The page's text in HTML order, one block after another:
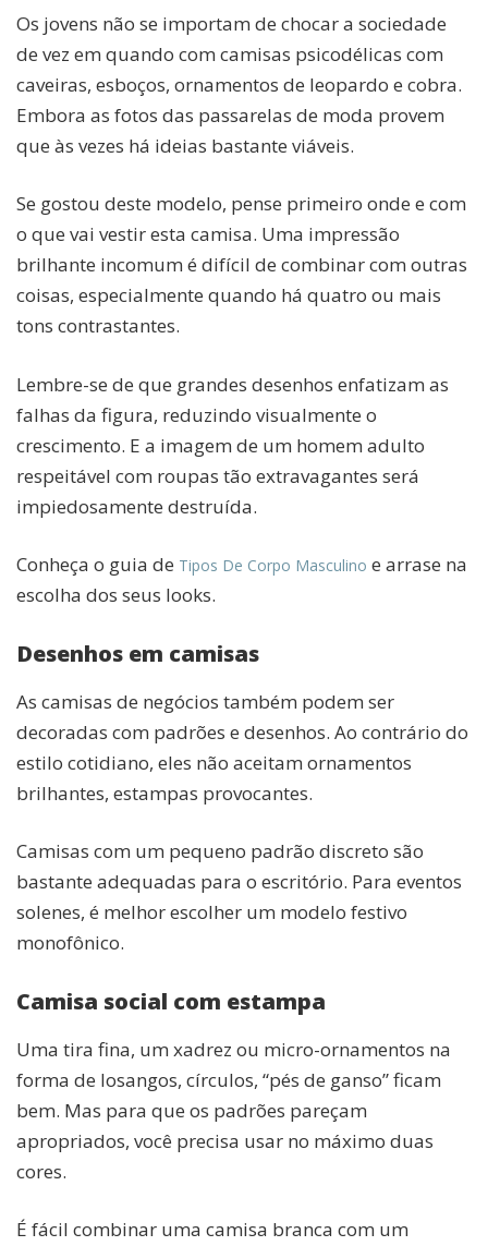
Os jovens não se importam de chocar a sociedade
de vez em quando com camisas psicodélicas com
caveiras, esboços, ornamentos de leopardo e cobra.
Embora as fotos das passarelas de moda provem
que às vezes há ideias bastante viáveis.
Se gostou deste modelo, pense primeiro onde e com
o que vai vestir esta camisa. Uma impressão
brilhante incomum é difícil de combinar com outras
coisas, especialmente quando há quatro ou mais
tons contrastantes.
Lembre-se de que grandes desenhos enfatizam as
falhas da figura, reduzindo visualmente o
crescimento. E a imagem de um homem adulto
respeitável com roupas tão extravagantes será
impiedosamente destruída.
Conheça o guia de Tipos De Corpo Masculino e arrase na
escolha dos seus looks.
Desenhos em camisas
As camisas de negócios também podem ser
decoradas com padrões e desenhos. Ao contrário do
estilo cotidiano, eles não aceitam ornamentos
brilhantes, estampas provocantes.
Camisas com um pequeno padrão discreto são
bastante adequadas para o escritório. Para eventos
solenes, é melhor escolher um modelo festivo
monofônico.
Camisa social com estampa
Uma tira fina, um xadrez ou micro-ornamentos na
forma de losangos, círculos, “pés de ganso” ficam
bem. Mas para que os padrões pareçam
apropriados, você precisa usar no máximo duas
cores.
É fácil combinar uma camisa branca com um